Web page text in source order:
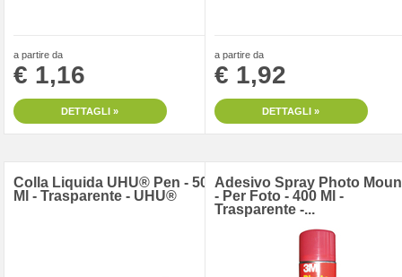
a partire da
€ 1,16
DETTAGLI »
a partire da
€ 1,92
DETTAGLI »
Colla Liquida UHU® Pen - 50
Ml - Trasparente - UHU®
Adesivo Spray Photo
- Per Foto - 400 Ml -
Trasparente -...